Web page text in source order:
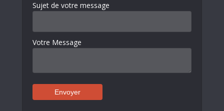
Sujet de votre message
Votre Message